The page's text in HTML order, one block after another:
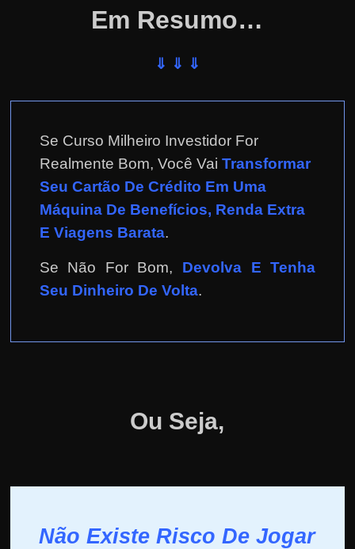
m
Em Resumo…
⇓ ⇓ ⇓
Se Curso Milheiro Investidor For
Realmente Bom, Você Vai Transformar
Seu Cartão De Crédito Em Uma
Máquina De Benefícios, Renda Extra
E Viagens Barata.
Se Não For Bom, Devolva E Tenha
Seu Dinheiro De Volta.
Ou Seja,
Não Existe Risco De Jogar